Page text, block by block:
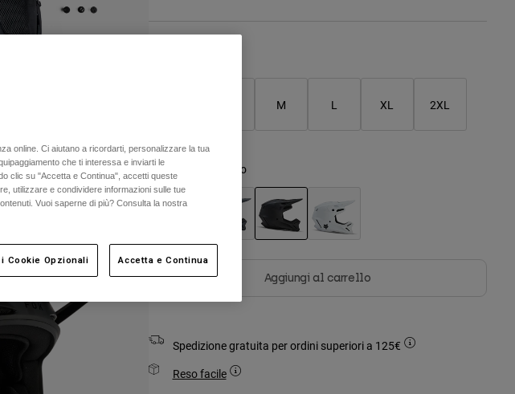
M L XL 2XL
Colore - Nero opaco
Aggiungi al carrello
Spedizione gratuita per ordini superiori a 125€
Reso facile
online. Ci aiutano a ricordarti, personalizzare la tua
che ti interessa e inviarti le
clic su "Accetta e Continua", accetti queste
utilizzare e condividere informazioni sulle tue
Vuoi saperne di più? Consulta la nostra
Cookie Opzionali Accetta e Continua